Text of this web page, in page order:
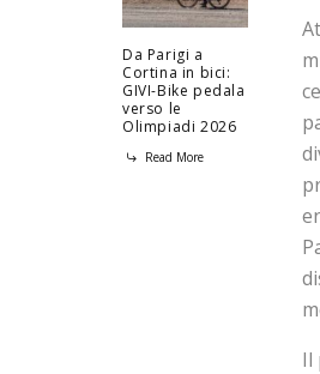
Da Parigi a
Cortina in bici:
GIVI-Bike pedala
verso le
Olimpiadi 2026
Read More
Il